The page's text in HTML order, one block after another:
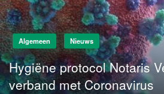
Algemeen Nieuws
Hygiëne protocol Notaris
verband met Coronavirus